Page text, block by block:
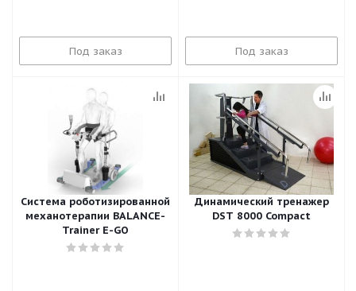
Под заказ Под заказ
Система роботизированной
механотерапии BALANCE-
Trainer E-GO
Динамический тренажер
DST 8000 Compact